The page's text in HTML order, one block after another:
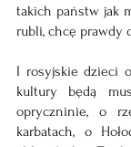
takich państw jak
rubli, chcę prawdy
I rosyjskie dzieci
kultury będą
opryczninie, o
karbatach, o